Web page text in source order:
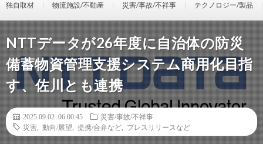
独自取材 物流施設/不動産 災害/事故/不祥事 テクノロジー/製品
NTTデータが26年度に自治体の防災
備蓄物資管理支援システム商用化目指
す、佐川とも連携
2025.09.02 06:00:45
災害/事故/不祥事
災害
動向/展望 提携/合弁など プレスリリースなど